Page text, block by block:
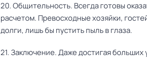
20. Общительность. Всегда готовы
расчетом. Превосходные хозяйки,
долги, лишь бы пустить пыль в глаза.
21. Заключение. Даже достигая